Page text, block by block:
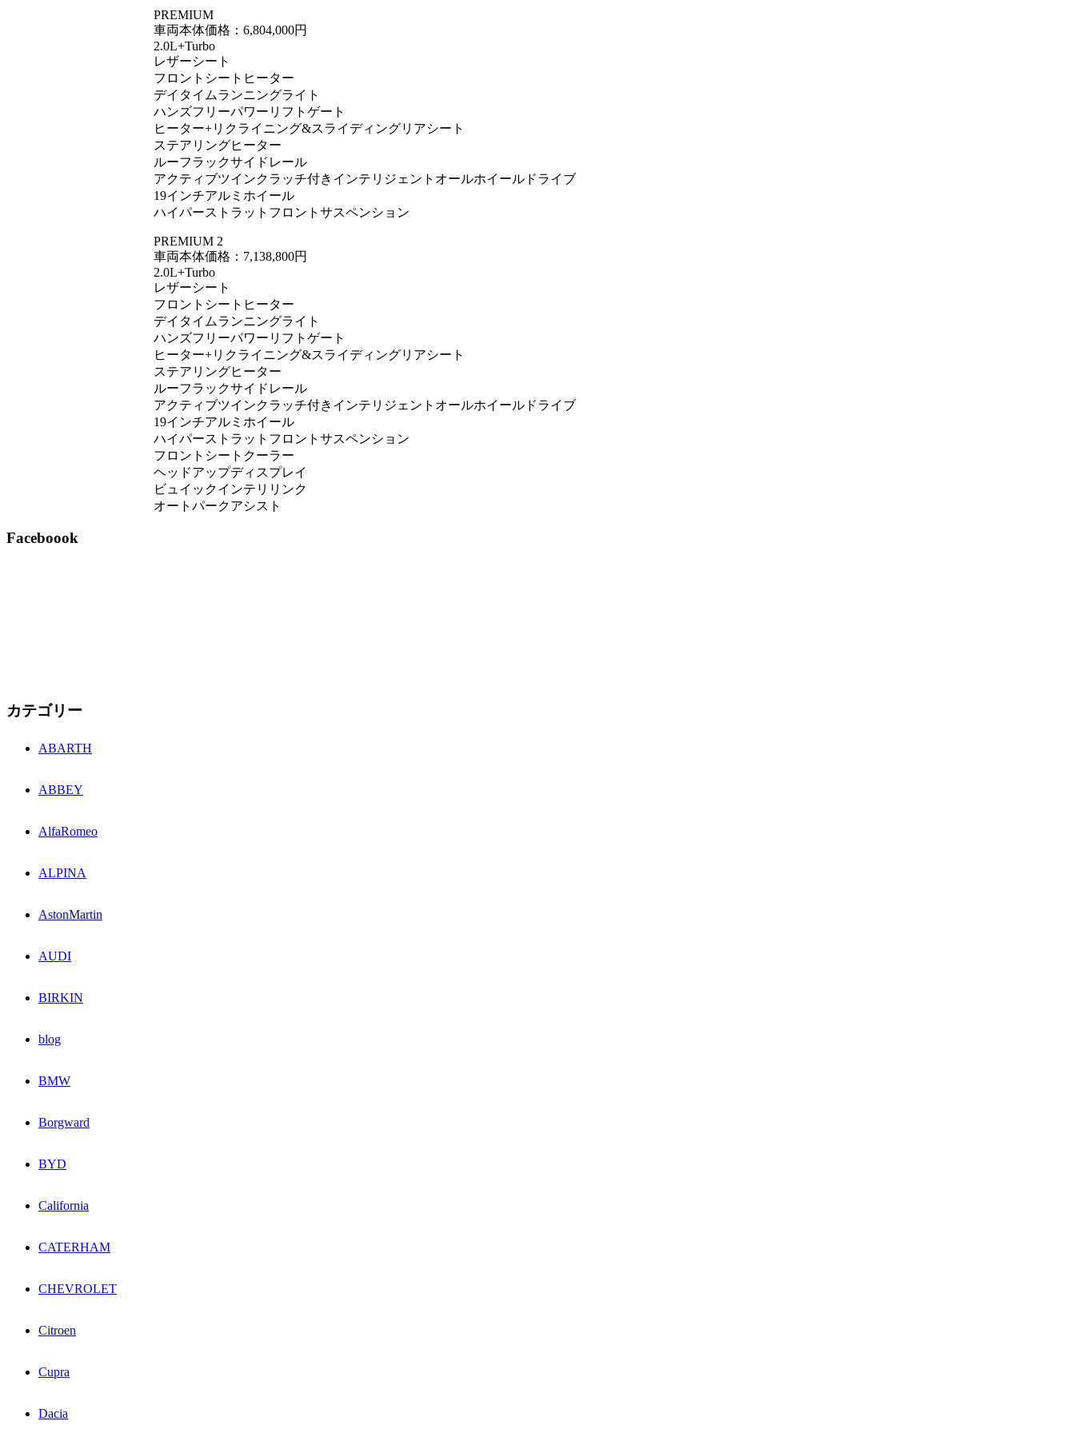
PREMIUM
車両本体価格：6,804,000円
2.0L+Turbo
レザーシート
フロントシートヒーター
デイタイムランニングライト
ハンズフリーパワーリフトゲート
ヒーター+リクライニング&スライディングリアシート
ステアリングヒーター
ルーフラックサイドレール
アクティブツインクラッチ付きインテリジェントオールホイールドライブ
19インチアルミホイール
ハイパーストラットフロントサスペンション
PREMIUM 2
車両本体価格：7,138,800円
2.0L+Turbo
レザーシート
フロントシートヒーター
デイタイムランニングライト
ハンズフリーパワーリフトゲート
ヒーター+リクライニング&スライディングリアシート
ステアリングヒーター
ルーフラックサイドレール
アクティブツインクラッチ付きインテリジェントオールホイールドライブ
19インチアルミホイール
ハイパーストラットフロントサスペンション
フロントシートクーラー
ヘッドアップディスプレイ
ビュイックインテリリンク
オートパークアシスト
Faceboook
カテゴリー
ABARTH
ABBEY
AlfaRomeo
ALPINA
AstonMartin
AUDI
BIRKIN
blog
BMW
Borgward
BYD
California
CATERHAM
CHEVROLET
Citroen
Cupra
Dacia